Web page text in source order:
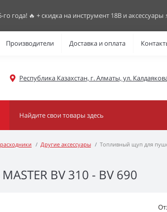
года! 🔥 + скидка на инструмент 18В и аксессуары
Производители Доставка и оплата
Республика Казахстан, г. Алматы, ул.
Другие аксессуары Топливный щуп для
BV 310 - BV 690